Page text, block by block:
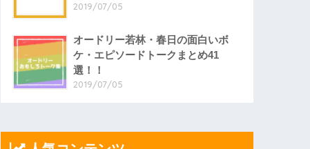
2019/07/05
オードリー若林・春日の面白いボ
ケ・エピソードトークまとめ41
選！！
2019/07/05